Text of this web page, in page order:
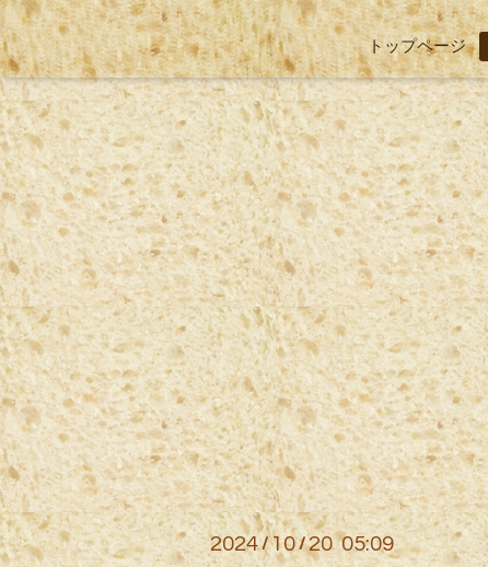
トップページ
2024/10/20 05:09